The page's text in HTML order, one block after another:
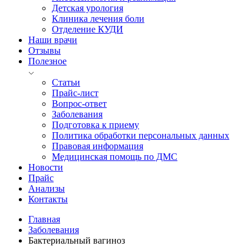
Детская урология
Клиника лечения боли
Отделение КУДИ
Наши врачи
Отзывы
Полезное
Статьи
Прайс-лист
Вопрос-ответ
Заболевания
Подготовка к приему
Политика обработки персональных данных
Правовая информация
Медицинская помощь по ДМС
Новости
Прайс
Анализы
Контакты
Главная
Заболевания
Бактериальный вагиноз